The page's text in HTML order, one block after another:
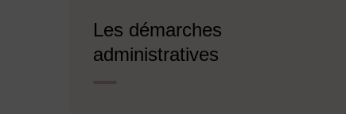
Les démarches
administratives